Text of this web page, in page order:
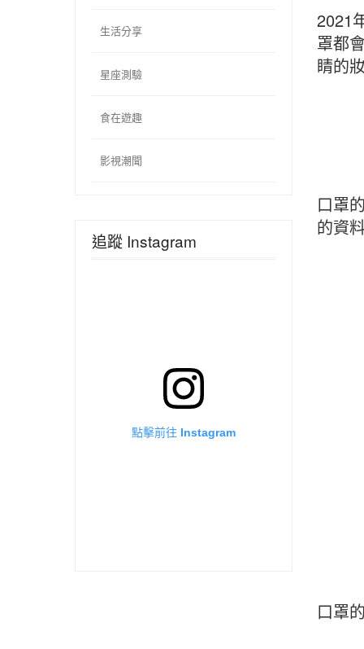
2021
罩都
睛的
口罩
的資
口罩
生活分享
星座測驗
食在遊趣
影視潮聞
追蹤 Instagram
點擊前往 Instagram